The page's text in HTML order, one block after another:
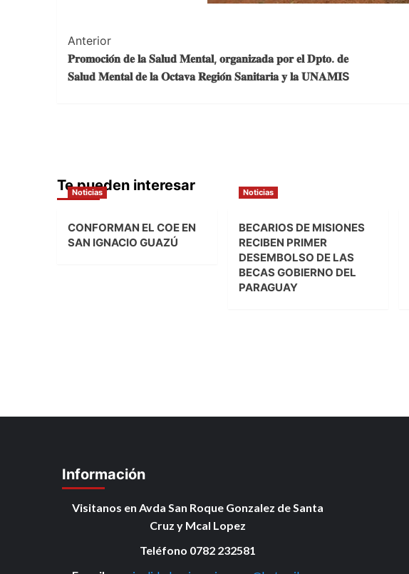
Navegación
de
entradas
Anterior
𝐏𝐫𝐨𝐦𝐨𝐜𝐢𝐨́𝐧 𝐝𝐞 𝐥𝐚 𝐒𝐚𝐥𝐮𝐝 𝐌𝐞𝐧𝐭𝐚𝐥, 𝐨𝐫𝐠𝐚𝐧𝐢𝐳𝐚𝐝𝐚 𝐩𝐨𝐫 𝐞𝐥 𝐃𝐩𝐭𝐨. 𝐝𝐞
𝐒𝐚𝐥𝐮𝐝 𝐌𝐞𝐧𝐭𝐚𝐥 𝐝𝐞 𝐥𝐚 𝐎𝐜𝐭𝐚𝐯𝐚 𝐑𝐞𝐠𝐢𝐨́𝐧 𝐒𝐚𝐧𝐢𝐭𝐚𝐫𝐢𝐚 𝐲 𝐥𝐚 𝐔𝐍𝐀𝐌𝐈S
Te pueden interesar
Noticias
CONFORMAN EL COE EN
SAN IGNACIO GUAZÚ
Noticias
BECARIOS DE MISIONES
RECIBEN PRIMER
DESEMBOLSO DE LAS
BECAS GOBIERNO DEL
PARAGUAY
Información
Visitanos en Avda San Roque Gonzalez de Santa
Cruz y Mcal Lopez
Teléfono 0782 232581